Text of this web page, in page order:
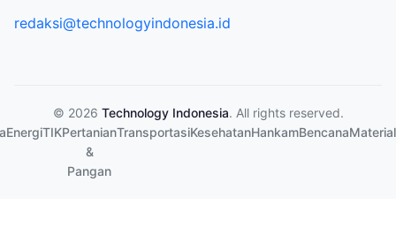
redaksi@technologyindonesia.id
© 2026 Technology Indonesia. All rights reserved.
EnergiTIKPertanian
&
Pangan
TransportasiKesehatanHankamBencanaMaterial